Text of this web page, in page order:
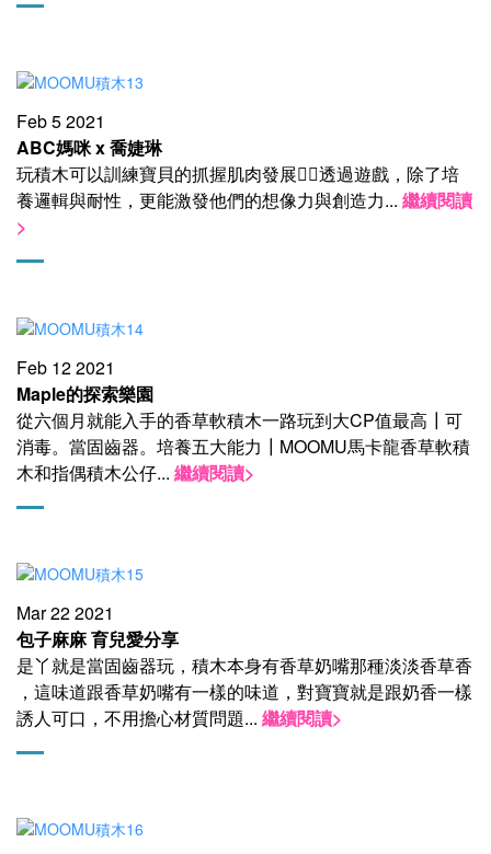
Feb 5 2021
ABC媽咪 x 喬婕琳
玩積木可以訓練寶貝的抓握肌肉發展👍🏻透過遊戲，除了培
養邏輯與耐性， 更能激發他們的想像力與創造力... 繼續閱讀
>
Feb 12 2021
Maple的探索樂園
從六個月就能入手的香草軟積木一路玩到大CP值最高┃可
消毒。當固齒器。培養五大能力┃MOOMU馬卡龍香草軟積
木和指偶積木公仔... 繼續閱讀>
Mar 22 2021
包子麻麻 育兒愛分享
是丫就是當固齒器玩​，積木本身有香草奶嘴那種淡淡香草香​
，這味道跟香草奶嘴有一樣的味道​，對寶寶就是跟奶香一樣
誘人可口​，不用擔心材質問題... 繼續閱讀>